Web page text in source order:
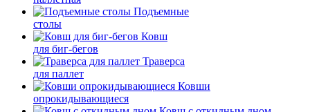
Подъемные
столы
Ковш
для биг-бегов
Траверса
для паллет
Ковши
опрокидывающиеся